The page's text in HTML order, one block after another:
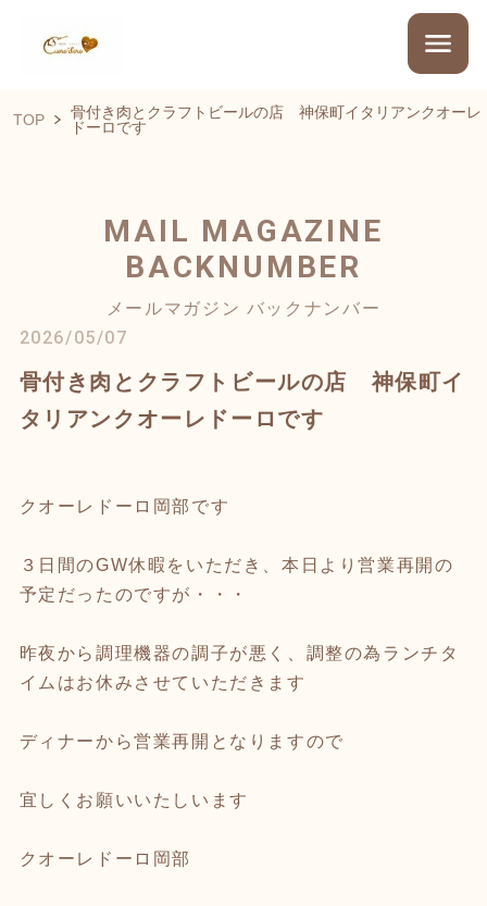
TOP
骨付き肉とクラフトビールの店 神保町イタリアンクオーレ
ドーロです
MAIL MAGAZINE
BACKNUMBER
メールマガジン バックナンバー
2026/05/07
骨付き肉とクラフトビールの店 神保町イ
タリアンクオーレドーロです
クオーレドーロ岡部です
３日間のGW休暇をいただき、本日より営業再開の
予定だったのですが・・・
昨夜から調理機器の調子が悪く、調整の為ランチタ
イムはお休みさせていただきます
ディナーから営業再開となりますので
宜しくお願いいたしいます
クオーレドーロ岡部